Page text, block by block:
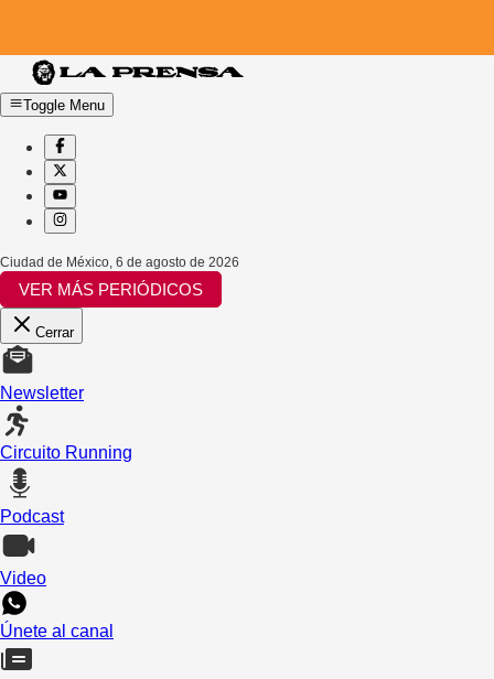
Toggle Menu
Ciudad de México 6 de agosto de 2026
VER MÁS PERIÓDICOS
Cerrar
Newsletter
Circuito Running
Podcast
Video
Únete al canal